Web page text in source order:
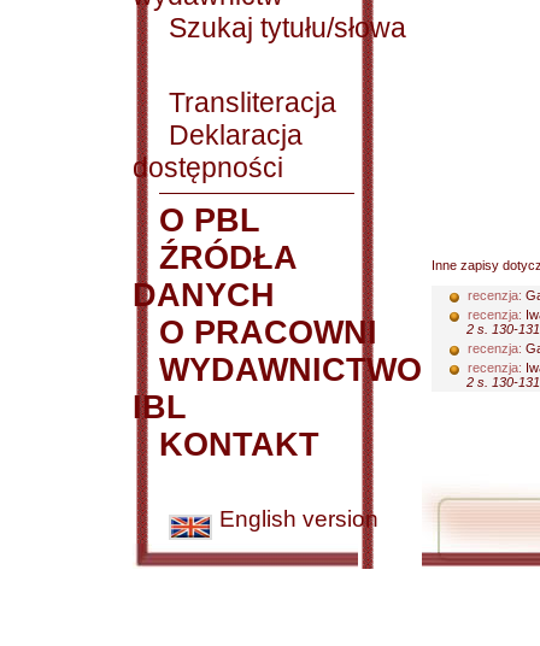
Szukaj tytułu/słowa
Transliteracja
Deklaracja
dostępności
O PBL
ŹRÓDŁA
DANYCH
O PRACOWNI
WYDAWNICTWO
IBL
KONTAKT
English version
Inne zapisy
recenzja:
recenzja:
2 s. 130-131
recenzja:
recenzja:
2 s. 130-131